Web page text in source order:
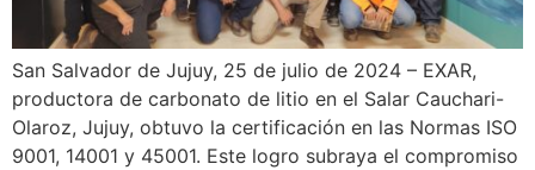
San Salvador de Jujuy, 25 de julio de 2024 – EXAR,
productora de carbonato de litio en el Salar Cauchari-
Olaroz, Jujuy, obtuvo la certificación en las Normas ISO
9001, 14001 y 45001. Este logro subraya el compromiso